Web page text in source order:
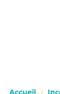
Accueil